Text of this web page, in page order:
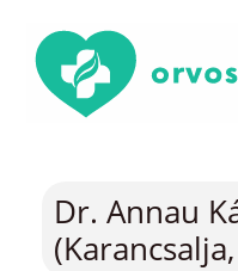
Dr. Annau